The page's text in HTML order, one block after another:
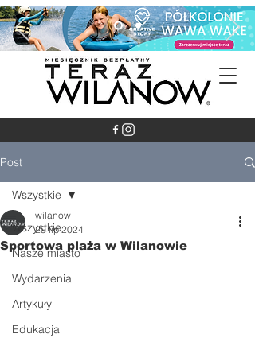
Post
Wszystkie
Nasze miasto
Wydarzenia
Artykuły
Edukacja
Wszystkie
Sportowa plaża w Wilanowie
wilanow
29 lip 2024